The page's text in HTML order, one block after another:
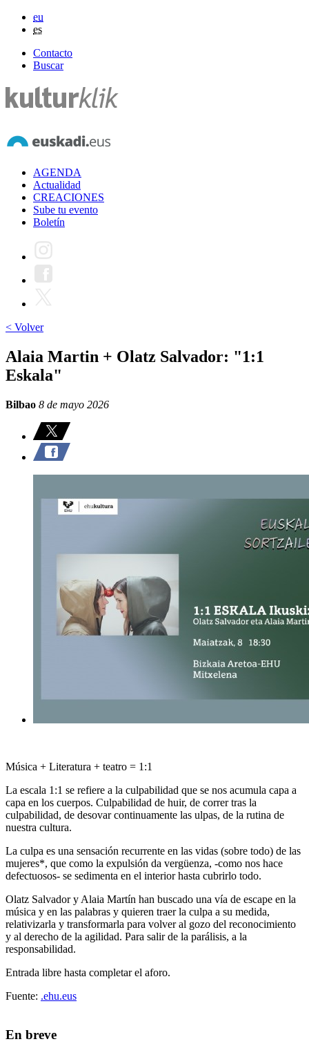
eu
es
Contacto
Buscar
AGENDA
Actualidad
CREACIONES
Sube tu evento
Boletín
< Volver
Alaia Martin + Olatz Salvador: "1:1
Eskala"
Bilbao 8 de mayo 2026
Música + Literatura + teatro = 1:1
La escala 1:1 se refiere a la culpabilidad que se nos acumula capa a
capa en los cuerpos. Culpabilidad de huir, de correr tras la
culpabilidad, de desovar continuamente las ulpas, de la rutina de
nuestra cultura.
La culpa es una sensación recurrente en las vidas (sobre todo) de las
mujeres*, que como la expulsión da vergüenza, -como nos hace
defectuosos- se sedimenta en el interior hasta cubrirlo todo.
Olatz Salvador y Alaia Martín han buscado una vía de escape en la
música y en las palabras y quieren traer la culpa a su medida,
relativizarla y transformarla para volver al gozo del reconocimiento
y al derecho de la agilidad. Para salir de la parálisis, a la
responsabilidad.
Entrada libre hasta completar el aforo.
Fuente: .ehu.eus
En breve